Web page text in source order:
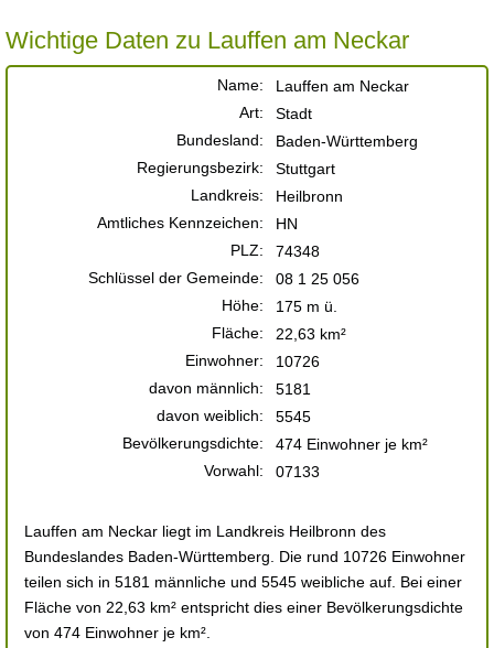
Wichtige Daten zu Lauffen am Neckar
Name:
Lauffen am Neckar
Art:
Stadt
Bundesland:
Baden-Württemberg
Regierungsbezirk:
Stuttgart
Landkreis:
Heilbronn
Amtliches Kennzeichen:
HN
PLZ:
74348
Schlüssel der Gemeinde:
08 1 25 056
Höhe:
175 m ü.
Fläche:
22,63 km²
Einwohner:
10726
davon männlich:
5181
davon weiblich:
5545
Bevölkerungsdichte:
474 Einwohner je km²
Vorwahl:
07133
Lauffen am Neckar liegt im Landkreis Heilbronn des
Bundeslandes Baden-Württemberg. Die rund 10726 Einwohner
teilen sich in 5181 männliche und 5545 weibliche auf. Bei einer
Fläche von 22,63 km² entspricht dies einer Bevölkerungsdichte
von 474 Einwohner je km².